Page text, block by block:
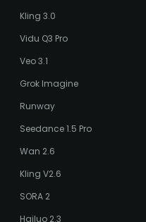
Kling 3.0
Vidu Q3 Pro
Veo 3.1
Grok Imagine
Runway
Seedance 1.5 Pro
Wan 2.6
Kling V2.6
SORA 2
Hailuo 2.3